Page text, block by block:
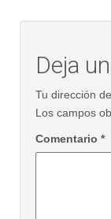
Deja
Tu dirección
Los campos
Comentario *